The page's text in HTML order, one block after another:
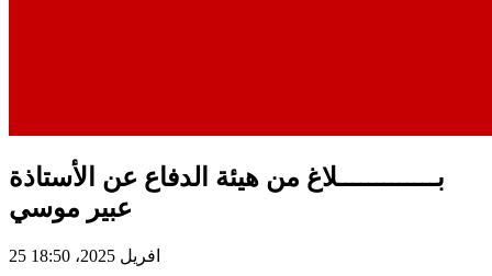
بـــــــــــــلاغ من هيئة الدفاع عن الأستاذة
عبير موسي
25 افريل 2025، 18:50